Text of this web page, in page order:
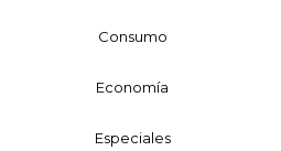
Consumo
Economía
Especiales